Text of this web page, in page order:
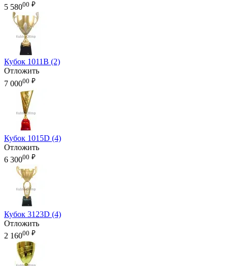
5 58000 ₽
Кубок 1011B (2)
Отложить
7 00000 ₽
Кубок 1015D (4)
Отложить
6 30000 ₽
Кубок 3123D (4)
Отложить
2 16000 ₽